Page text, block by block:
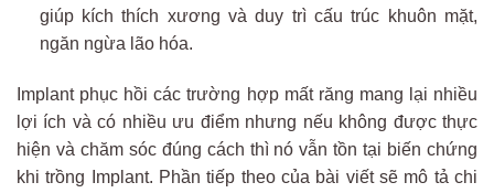
giúp kích thích xương và duy trì cấu trúc khuôn mặt,
ngăn ngừa lão hóa.
Implant phục hồi các trường hợp mất răng mang lại nhiều
lợi ích và có nhiều ưu điểm nhưng nếu không được thực
hiện và chăm sóc đúng cách thì nó vẫn tồn tại biến chứng
khi trồng Implant. Phần tiếp theo của bài viết sẽ mô tả chi